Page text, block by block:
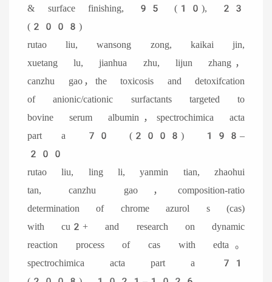
& surface finishing, 95 (10), 23
(2008)
rutao liu, wansong zong, kaikai jin,
xuetang lu, jianhua zhu, lijun zhang，
canzhu gao，the toxicosis and detoxifcation
of anionic/cationic surfactants targeted to
bovine serum albumin，spectrochimica acta
part a 70 (2008) 198–
200
rutao liu, ling li, yanmin tian, zhaohui
tan, canzhu gao，composition-ratio
determination of chrome azurol s (cas)
with cu2+ and research on dynamic
reaction process of cas with edta。
spectrochimica acta part a 71